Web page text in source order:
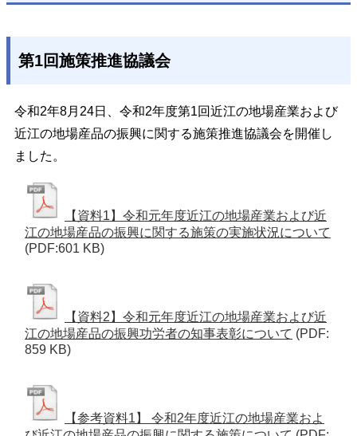
第1回施策推進協議会
令和2年8月24日、令和2年度第1回近江の地場産業および
近江の地場産品の振興に関する施策推進協議会を開催し
ました。
【資料1】令和元年度近江の地場産業および近
江の地場産品の振興に関する施策の実施状況について
(PDF:601 KB)
【資料2】令和元年度近江の地場産業および近
江の地場産品の振興功労者の知事表彰について (PDF:
859 KB)
【参考資料1】 令和2年度近江の地場産業およ